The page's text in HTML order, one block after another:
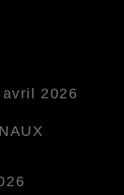
2026